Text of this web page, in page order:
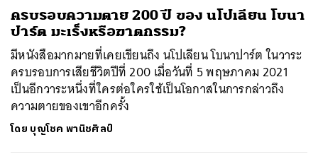
ครบรอบความตาย 200 ปี ของ นโปเลียน โบนา
ปาร์ต มะเร็งหรือฆาตกรรม?
มีหนังสือมากมายที่เคยเขียนถึง นโปเลียน โบนาปาร์ต ในวาระ
ครบรอบการเสียชีวิตปีที่ 200 เมื่อวันที่ 5 พฤษภาคม 2021
เป็นอีกวาระหนึ่งที่ใครต่อใครใช้เป็นโอกาสในการกล่าวถึง
ความตายของเขาอีกครั้ง
โดย บุญโชค พานิชศิลป์